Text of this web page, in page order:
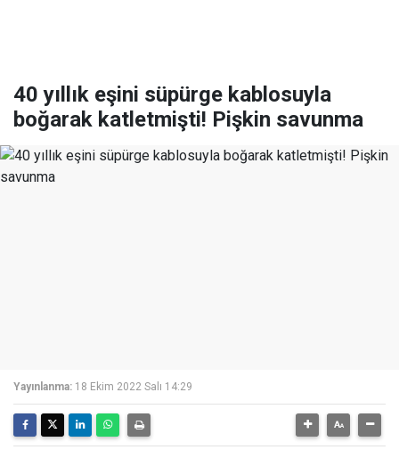
40 yıllık eşini süpürge kablosuyla
boğarak katletmişti! Pişkin savunma
Yayınlanma: 18 Ekim 2022 Salı 14:29